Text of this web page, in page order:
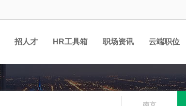
招人才 HR工具箱 职场资讯 云端职位